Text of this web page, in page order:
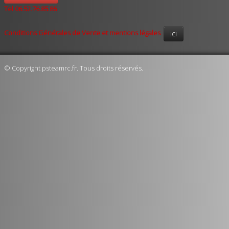
Tel 06.52.76.85.86
Conditions Générales de Vente et mentions légales ici
© Copyright psteamrc.fr. Tous droits réservés.